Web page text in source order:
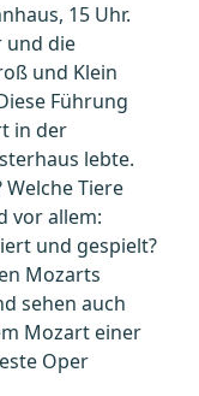
15 Uhr.
und die
und Klein
Führung
in der
lebte.
Welche Tiere
vor allem:
und gespielt?
Mozarts
sehen auch
Mozart einer
Oper